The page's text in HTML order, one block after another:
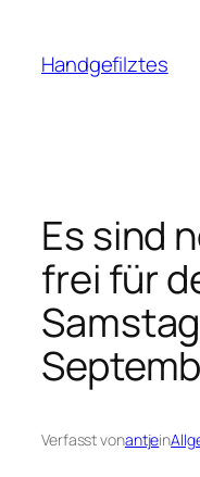
springen
Handgefilztes
Es sind
frei für
Verfasst vonantjein